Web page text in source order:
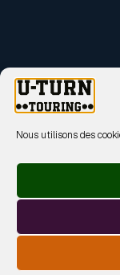
Nous utilisons des